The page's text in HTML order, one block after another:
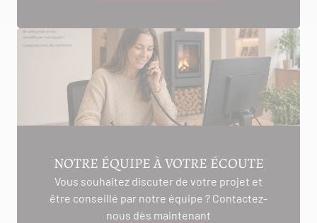
NOTRE ÉQUIPE À VOTRE ÉCOUTE
Vous souhaitez discuter de votre projet et
être conseillé par notre équipe ? Contactez-
nous dès maintenant